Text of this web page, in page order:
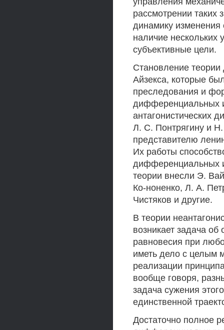
рассмотрении таких
динамику изменения
наличие
субъективные цели.
Становление
Айзекса, которые
преследования и
дифференциальных
антагонистических
Л. С. Понтрягину и Н.
представителю
Их работы
дифференциальных
теории внесли Э.
Ко-ноненко, Л. А.
Чистяков и другие.
В теории
возникает задача
равновесия при
иметь дело с целым
реализации
вообще говоря,
задача сужения
единственной
Достаточно полное